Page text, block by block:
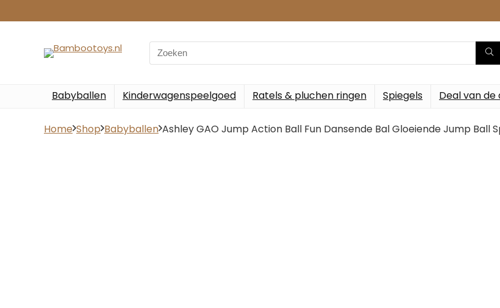
Search
for:
Babyballen Kinderwagenspeelgoed Ratels & pluchen ringen Spiegels Deal van de
Home Shop Babyballen Ashley GAO Jump Action Ball Fun Dansende Bal Gloeiende Jump